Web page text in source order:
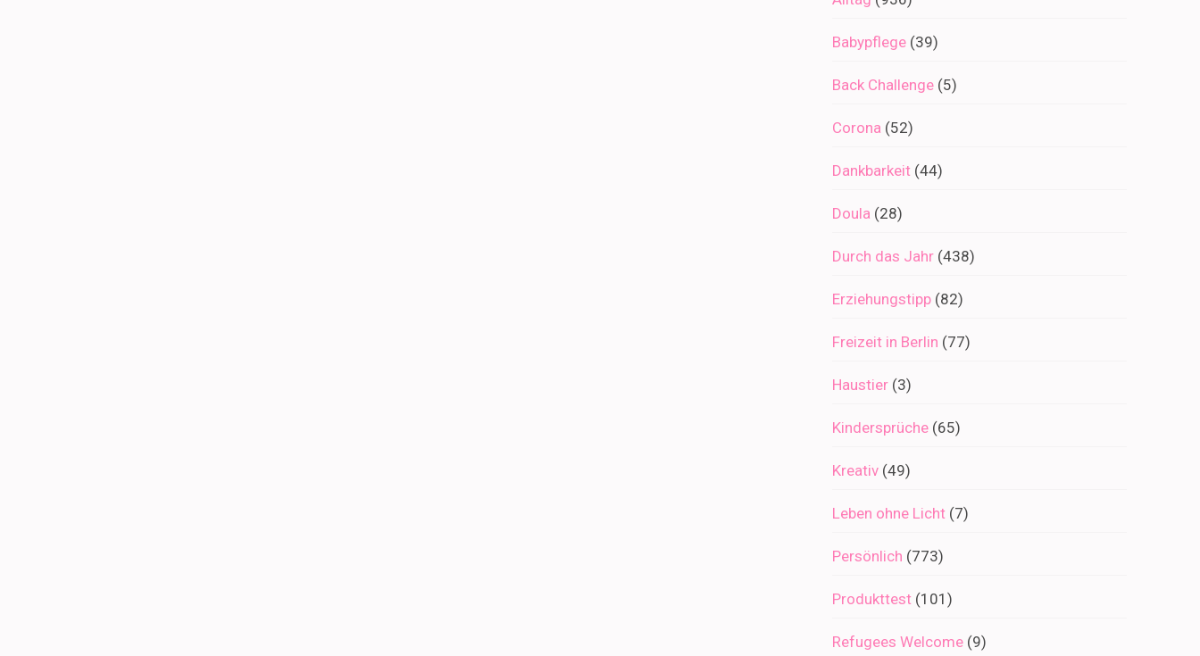
Babypflege (39)
Back Challenge (5)
Corona (52)
Dankbarkeit (44)
Doula (28)
Durch das Jahr (438)
Erziehungstipp (82)
Freizeit in Berlin (77)
Haustier (3)
Kindersprüche (65)
Kreativ (49)
Leben ohne Licht (7)
Persönlich (773)
Produkttest (101)
Refugees Welcome (9)